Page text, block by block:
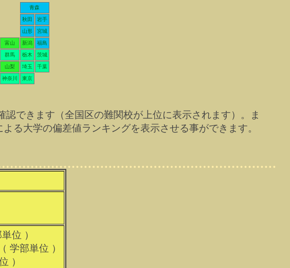
青森
秋田 岩手
山形 宮城
富山 新潟 福島
群馬 栃木 茨城
山梨 埼玉 千葉
神奈川 東京
できます（全国区の難関校が上位に表示されます）。ま
る大学の偏差値ランキングを表示させる事ができます。
位 ）
学部単位 ）
）